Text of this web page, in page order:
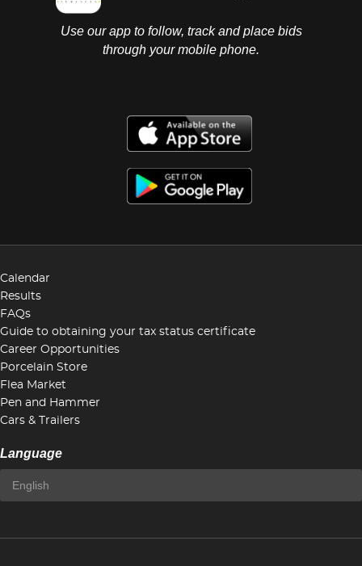
Use our app to follow, track and place bids
through your mobile phone.
Calendar
Results
FAQs
Guide to obtaining your tax status certificate
Career Opportunities
Porcelain Store
Flea Market
Pen and Hammer
Cars & Trailers
Language